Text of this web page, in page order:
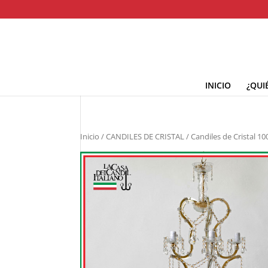
INICIO
Inicio /CANDILES DE CRISTAL/ Candiles de Cristal